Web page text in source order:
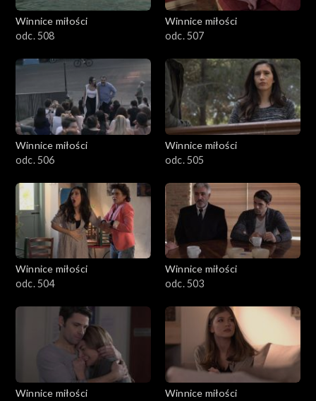
Winnice miłości
odc. 508
Winnice miłości
odc. 507
Winnice miłości
odc. 506
Winnice miłości
odc. 505
Winnice miłości
odc. 504
Winnice miłości
odc. 503
Winnice miłości
Winnice miłości